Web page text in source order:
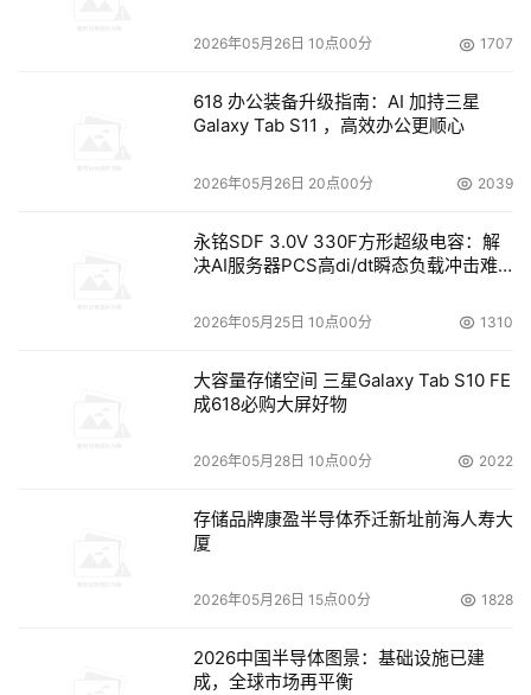
策专家，提供一个互动的平台。大家一起探讨，如何使存储
国市场，众多的国际企业觉得兴奋，中国市场对全球的经济
计中国经济在2007年以超过9%的速度增长。
更值得我们关注的是以IT产业为代表的高新技术产业的
发展，在被推上促进中国经济增长方式的转变的时候，IDC
预计中国IT市场在2007年的规模将达到420.9亿美元，比上
益提升，已经使中国市场成为国际上众多的IT企业增长的强
大驱动力。中国也是日立数据系统的推动的关键的驱动力，
我们已经在中国取得重大的成功。我们先后在上海、广州、
北京、成都、南昌等地，建立了办事处，在去年年底我们成
立了在华独资公司，我们的产品和解决方案赢得金融、电
信、政府众多行业用户的采纳。我们中国的用户已经遍及中
日立数据系统自2001年进入中国以来，每年的业绩成功的
了高达57%的增长，这个好成绩离不开我们渠道伙伴和技术
2026年05月26日 10点00分 1707
618 办公装备升级指南：AI 加持三星
Galaxy Tab S11 ，高效办公更顺心
2026年05月26日 20点00分 2039
永铭SDF 3.0V 330F方形超级电容：解
决AI服务器PCS高di/dt瞬态负载冲击难
2026年05月25日 10点00分 1310
大容量存储空间 三星Galaxy Tab S10 FE
成618必购大屏好物
2026年05月28日 10点00分 2022
存储品牌康盈半导体乔迁新址前海人寿大
厦
2026年05月26日 15点00分 1828
2026中国半导体图景：基础设施已建
成，全球市场再平衡